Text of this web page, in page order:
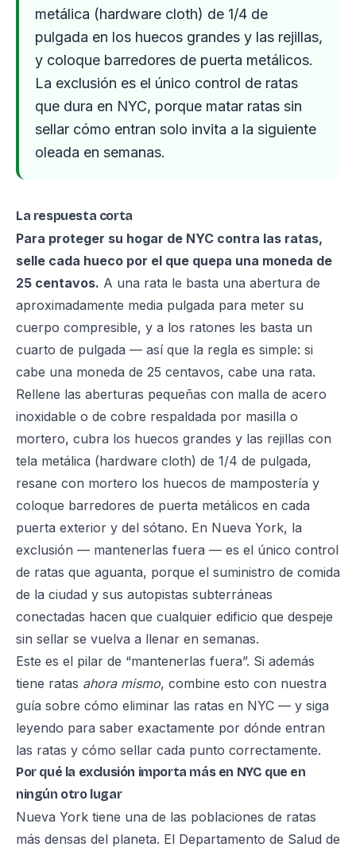
metálica (hardware cloth) de 1/4 de
pulgada en los huecos grandes y las rejillas,
y coloque barredores de puerta metálicos.
La exclusión es el único control de ratas
que dura en NYC, porque matar ratas sin
sellar cómo entran solo invita a la siguiente
oleada en semanas.
La respuesta corta
Para proteger su hogar de NYC contra las ratas,
selle cada hueco por el que quepa una moneda de
25 centavos. A una rata le basta una abertura de
aproximadamente media pulgada para meter su
cuerpo compresible, y a los ratones les basta un
cuarto de pulgada — así que la regla es simple: si
cabe una moneda de 25 centavos, cabe una rata.
Rellene las aberturas pequeñas con malla de acero
inoxidable o de cobre respaldada por masilla o
mortero, cubra los huecos grandes y las rejillas con
tela metálica (hardware cloth) de 1/4 de pulgada,
resane con mortero los huecos de mampostería y
coloque barredores de puerta metálicos en cada
puerta exterior y del sótano. En Nueva York, la
exclusión — mantenerlas fuera — es el único control
de ratas que aguanta, porque el suministro de comida
de la ciudad y sus autopistas subterráneas
conectadas hacen que cualquier edificio que despeje
sin sellar se vuelva a llenar en semanas.
Este es el pilar de “mantenerlas fuera”. Si además
tiene ratas ahora mismo, combine esto con nuestra
guía sobre cómo eliminar las ratas en NYC — y siga
leyendo para saber exactamente por dónde entran
las ratas y cómo sellar cada punto correctamente.
Por qué la exclusión importa más en NYC que en
ningún otro lugar
Nueva York tiene una de las poblaciones de ratas
más densas del planeta. El Departamento de Salud de